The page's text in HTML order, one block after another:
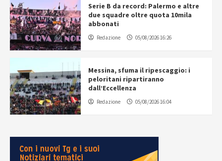
Serie B da record: Palermo e altre
due squadre oltre quota 10mila
abbonati
Redazione 05/08/2026 16:26
Messina, sfuma il ripescaggio: i
peloritani ripartiranno
dall’Eccellenza
Redazione 05/08/2026 16:04